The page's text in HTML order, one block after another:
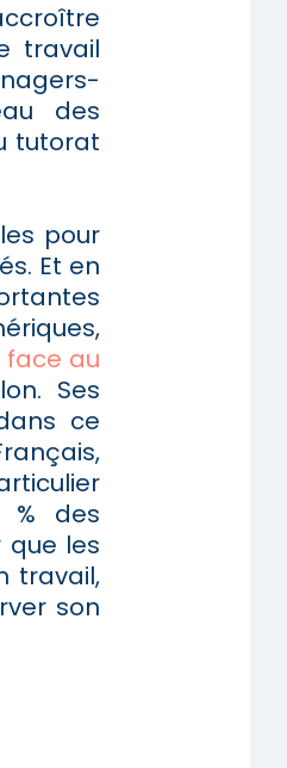
travail
des
tutorat
pour
Et en
face au
Ses
ce
% des
que les
travail,
son